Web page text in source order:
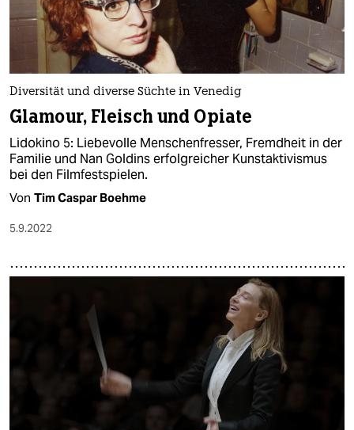
Diversität und diverse Süchte in Venedig
Glamour, Fleisch und Opiate
Lidokino 5: Liebevolle Menschenfresser, Fremdheit in der
Familie und Nan Goldins erfolgreicher Kunstaktivismus
bei den Filmfestspielen.
Von Tim Caspar Boehme
5.9.2022